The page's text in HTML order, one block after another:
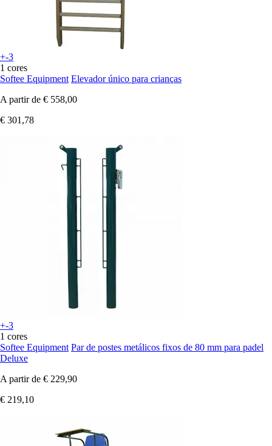
+-3
1 cores
Softee Equipment Elevador único para crianças
A partir de € 558,00
€ 301,78
+-3
1 cores
Softee Equipment Par de postes metálicos fixos de 80 mm para padel
Deluxe
A partir de € 229,90
€ 219,10